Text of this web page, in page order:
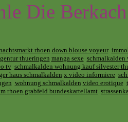
Die
rhoen down blouse voyeur
thueringen manga sexe schmalkalden
tv schmalkalden wohnung kauf silvester
haus schmalkalden x video informiere
wohnung schmalkalden video erotique
rhoen grabfeld bundeskartellamt